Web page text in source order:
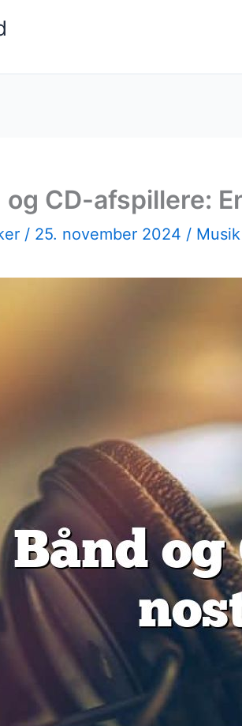
og CD-afspillere:
/ 25. november 2024 / Musik